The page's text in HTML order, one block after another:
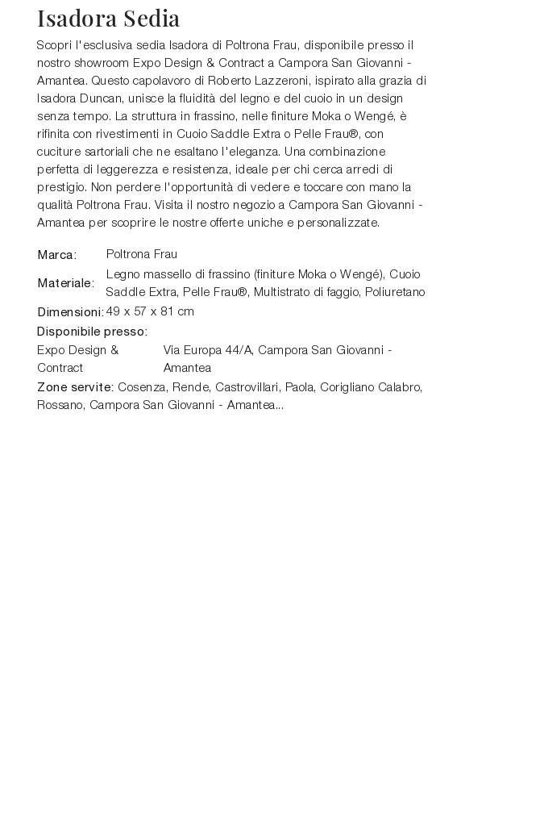
Isadora Sedia
Scopri l'esclusiva sedia Isadora di Poltrona Frau, disponibile presso il
nostro showroom Expo Design & Contract a Campora San Giovanni -
Amantea. Questo capolavoro di Roberto Lazzeroni, ispirato alla grazia di
Isadora Duncan, unisce la fluidità del legno e del cuoio in un design
senza tempo. La struttura in frassino, nelle finiture Moka o Wengé, è
rifinita con rivestimenti in Cuoio Saddle Extra o Pelle Frau®, con
cuciture sartoriali che ne esaltano l'eleganza. Una combinazione
perfetta di leggerezza e resistenza, ideale per chi cerca arredi di
prestigio. Non perdere l'opportunità di vedere e toccare con mano la
qualità Poltrona Frau. Visita il nostro negozio a Campora San Giovanni -
Amantea per scoprire le nostre offerte uniche e personalizzate.
Marca: Poltrona Frau
Materiale:
Legno massello di frassino (finiture Moka o Wengé), Cuoio
Saddle Extra, Pelle Frau®, Multistrato di faggio, Poliuretano
Dimensioni: 49 x 57 x 81 cm
Disponibile presso:
Expo Design &
Contract
Via Europa 44/A, Campora San Giovanni -
Amantea
Zone servite: Cosenza, Rende, Castrovillari, Paola, Corigliano Calabro,
Rossano, Campora San Giovanni - Amantea...